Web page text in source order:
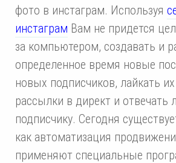
фото в инстаграм. Используя
инстаграм Вам не придется
за компьютером, создавать и
определенное время новые
новых подписчиков, лайкать
рассылки в директ и отвечать
подписчику. Сегодня
как автоматизация
применяют специальные